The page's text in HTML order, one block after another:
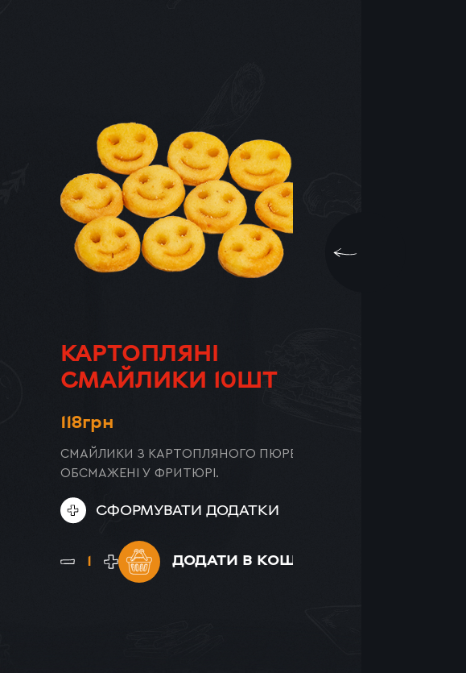
КАРТОПЛЯНІ
СМАЙЛИКИ 10ШТ
ХОТ-ДОГ
118грн
СМАЙЛИКИ З КАРТОПЛЯНОГО ПЮРЕ
ОБСМАЖЕНІ У ФРИТЮРІ.
СФОРМУВАТИ ДОДАТКИ
ДОДАТИ В КОШИК